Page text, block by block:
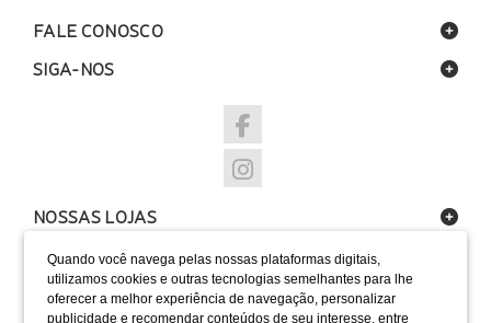
Quando você navega pelas nossas plataformas digitais,
utilizamos cookies e outras tecnologias semelhantes para lhe
oferecer a melhor experiência de navegação, personalizar
publicidade e recomendar conteúdos de seu interesse, entre
FALE CONOSCO
SIGA-NOS
NOSSAS LOJAS
FORMAS DE PAGAMENTO